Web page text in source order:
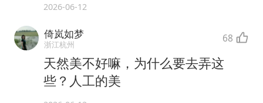
2026-06-12
倚岚如梦
浙江杭州 68
天然美不好嘛，为什么要去弄这
些？人工的美